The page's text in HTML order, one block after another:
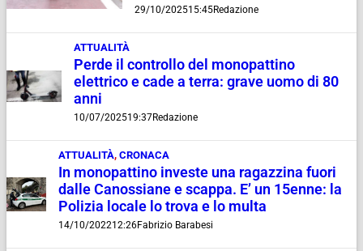
29/10/202515:45Redazione
ATTUALITÀ
Perde il controllo del monopattino
elettrico e cade a terra: grave uomo di 80
anni
10/07/202519:37Redazione
ATTUALITÀ, CRONACA
In monopattino investe una ragazzina fuori
dalle Canossiane e scappa. E’ un 15enne: la
Polizia locale lo trova e lo multa
14/10/202212:26Fabrizio Barabesi